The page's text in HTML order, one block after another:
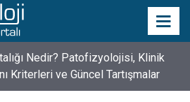
Günü Nasıl Ortaya Çıktı? 10
Hikayesi